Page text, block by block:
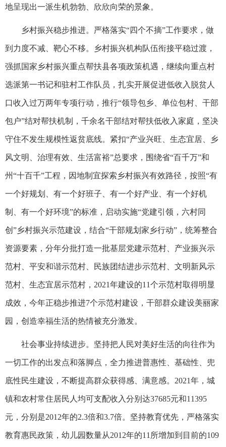
地呈现出一派生机勃勃、欣欣向荣的景象。
乡村振兴稳步推进。严格落实“四个不摘”工作要求，做
到力度不减、靶心不移。乡村振兴机构队伍衔接平稳过渡，
强抓国家乡村振兴重点帮扶县各项政策机遇，继续向重点村
选派第一书记和驻村工作队员，扎实开展促进低收入脱贫人
口收入过万两年专项行动，推行“领导包乡、单位包村、干部
包户”结对帮扶机制，千余名干部结对帮扶低收入家庭，坚决
守住不发生规模性返贫底线。紧扣“产业兴旺、生态宜居、乡
风文明、治理有效、生活富裕”总要求，围绕省“百千万”和
州“十百千”工程，因地制宜探索乡村振兴有效路径，按照“有
一个好规划、有一个好班子、有一个好产业、有一个好机
制、有一个好环境”的标准，启动实施“党建引领，六村同
创”乡村振兴示范建设，结合“干部规划家乡行动”，统筹整合
资源要素，分年分批打造一批基层党建示范村、产业振兴示
范村、平安和谐示范村、民族团结进步示范村、文明新风示
范村、生态宜居示范村，2021年建设的11个示范村取得明显
成效，今年正稳步推进7个示范村建设，干部群众建设美丽家
园，创造幸福生活的热情被充分激发。
社会事业持续进步。坚持把人民对美好生活的向往作为
一切工作的出发点和落脚点，全力推进普惠性、基础性、兜
底性民生建设，不断提高群众获得感、满意感。2021年，城
镇和农村常住居民人均可支配收入分别达37685元和11395
元，分别是2012年的2.3倍和3.7倍。坚持教育优先，严格落实
教育惠民政策，幼儿园数量从2012年的11所增加到目前的109